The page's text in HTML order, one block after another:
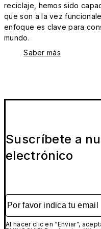
reciclaje, hemos sido
que son a la vez
enfoque es clave para
mundo.
Saber más
Suscríbete a
electrónico
Por favor indica tu email
Al hacer clic en “Enviar”,